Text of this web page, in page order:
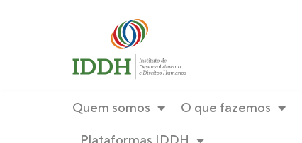
Quem somos O que fazemos
Plataformas IDDH